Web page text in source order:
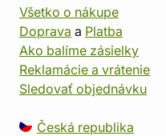
Všetko o nákupe
Doprava a Platba
Ako balíme zásielky
Reklamácie a vrátenie
Sledovať objednávku
Česká republika